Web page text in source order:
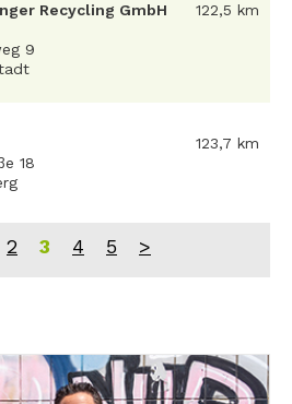
Recycling GmbH
9
122,5 km
18
123,7 km
2 3 4 5 >